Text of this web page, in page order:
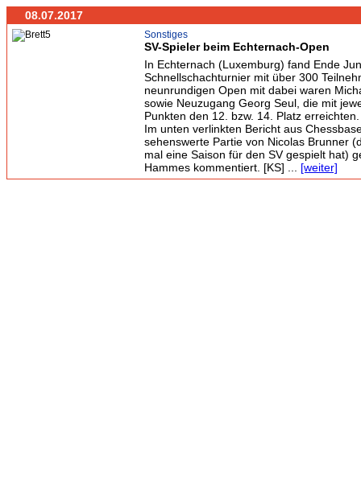
08.07.2017
Sonstiges
SV-Spieler beim Echternach-Open
In Echternach (Luxemburg) fand Ende
Schnellschachturnier mit über 300
neunrundigen Open mit dabei waren
sowie Neuzugang Georg Seul, die mit
Punkten den 12. bzw. 14. Platz erreichten.
Im unten verlinkten Bericht aus
sehenswerte Partie von Nicolas Brunner
mal eine Saison für den SV gespielt hat)
Hammes kommentiert. [KS] ... [weiter]